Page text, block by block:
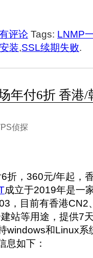
评论 Tags: LNMP
装,SSL续期失败.
年付6折 香港
侦探
折，360元/年起，
成立于2019年是一
，目前有香港CN2
站等用途，提供7
windows和Linux系
息如下：